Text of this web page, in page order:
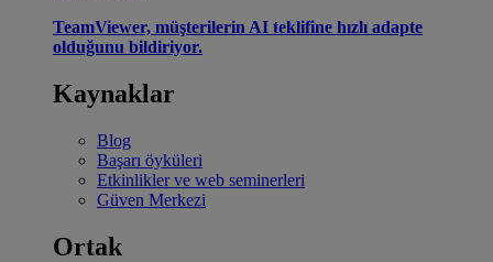
TeamViewer, müşterilerin AI teklifine hızlı adapte
olduğunu bildiriyor.
Kaynaklar
Blog
Başarı öyküleri
Etkinlikler ve web seminerleri
Güven Merkezi
Ortak